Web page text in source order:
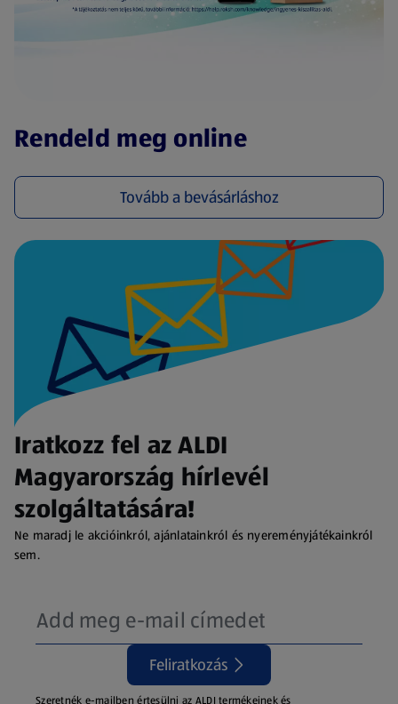
Rendeld meg online
Tovább a bevásárláshoz
(új oldalon nyílik meg)
Iratkozz fel az ALDI
Magyarország hírlevél
szolgáltatására!
Ne maradj le akcióinkról, ajánlatainkról és nyereményjátékainkról
sem.
Feliratkozás
Szeretnék e-mailben értesülni az ALDI termékeinek és